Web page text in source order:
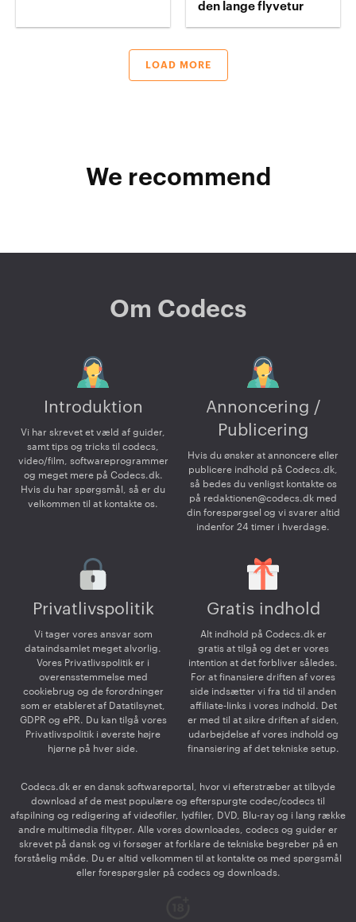
den lange flyvetur
LOAD MORE
We recommend
Om Codecs
Introduktion
Vi har skrevet et væld af guider,
samt tips og tricks til codecs,
video/film, softwareprogrammer
og meget mere på Codecs.dk.
Hvis du har spørgsmål, så er du
velkommen til at kontakte os.
Annoncering /
Publicering
Hvis du ønsker at annoncere eller
publicere indhold på Codecs.dk,
så bedes du venligst kontakte os
på redaktionen@codecs.dk med
din forespørgsel og vi svarer altid
indenfor 24 timer i hverdage.
Privatlivspolitik
Vi tager vores ansvar som
dataindsamlet meget alvorlig.
Vores Privatlivspolitik er i
overensstemmelse med
cookiebrug og de forordninger
som er etableret af Datatilsynet,
GDPR og ePR. Du kan tilgå vores
Privatlivspolitik i øverste højre
hjørne på hver side.
Gratis indhold
Alt indhold på Codecs.dk er
gratis at tilgå og det er vores
intention at det forbliver således.
For at finansiere driften af vores
side indsætter vi fra tid til anden
affiliate-links i vores indhold. Det
er med til at sikre driften af siden,
udarbejdelse af vores indhold og
finansiering af det tekniske setup.
Codecs.dk er en dansk softwareportal, hvor vi efterstræber at tilbyde
download af de mest populære og efterspurgte codec/codecs til
afspilning og redigering af videofiler, lydfiler, DVD, Blu-ray og i lang række
andre multimedia filtyper. Alle vores downloades, codecs og guider er
skrevet på dansk og vi forsøger at forklare de tekniske begreber på en
forståelig måde. Du er altid velkommen til at kontakte os med spørgsmål
eller forespørgsler på codecs og downloads.